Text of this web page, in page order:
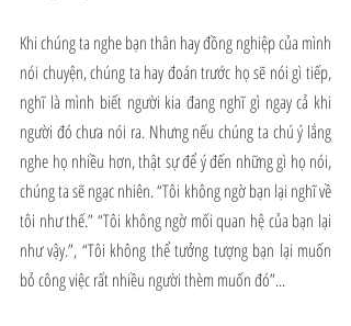
Khi chúng ta nghe bạn thân hay đồng nghiệp của mình
nói chuyện, chúng ta hay đoán trước họ sẽ nói gì tiếp,
nghĩ là mình biết người kia đang nghĩ gì ngay cả khi
người đó chưa nói ra. Nhưng nếu chúng ta chú ý lắng
nghe họ nhiều hơn, thật sự để ý đến những gì họ nói,
chúng ta sẽ ngạc nhiên. “Tôi không ngờ bạn lại nghĩ về
tôi như thế.” “Tôi không ngờ mối quan hệ của bạn lại
như vậy.”, “Tôi không thể tưởng tượng bạn lại muốn
bỏ công việc rất nhiều người thèm muốn đó”...